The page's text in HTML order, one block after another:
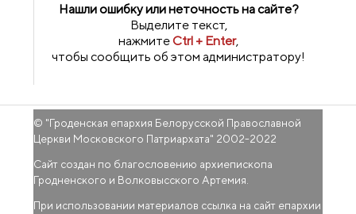
Нашли ошибку или неточность на сайте?
Выделите текст,
нажмитеCtrl + Enter,
чтобы сообщить об этом администратору!
© "Гроденская епархия Белорусской Православной
Церкви Московского Патриархата" 2002-2022
Сайт создан по благословению архиепископа
Гродненского и Волковысского Артемия.
При использовании материалов ссылка на сайт епархии